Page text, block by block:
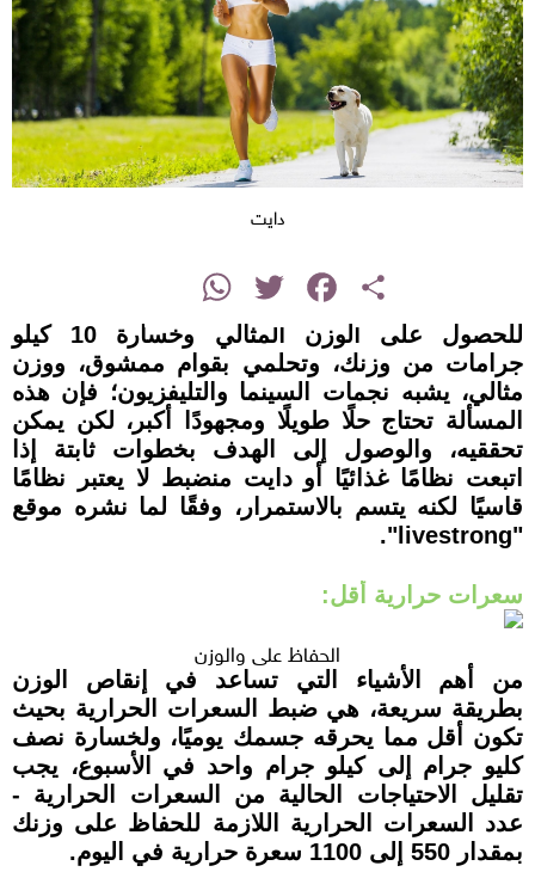
دايت
Share
Facebook
Twitter
WhatsApp
للحصول على الوزن المثالي وخسارة 10 كيلو
جرامات من وزنك، وتحلمي بقوام ممشوق، ووزن
مثالي، يشبه نجمات السينما والتليفزيون؛ فإن هذه
المسألة تحتاج حلًا طويلًا ومجهودًا أكبر، لكن يمكن
تحققيه، والوصول إلى الهدف بخطوات ثابتة إذا
اتبعت نظامًا غذائيًا أو دايت منضبط لا يعتبر نظامًا
قاسيًا لكنه يتسم بالاستمرار، وفقًا لما نشره موقع
"livestrong".
سعرات حرارية أقل:
الحفاظ على والوزن
من أهم الأشياء التي تساعد في إنقاص الوزن
بطريقة سريعة، هي ضبط السعرات الحرارية بحيث
تكون أقل مما يحرقه جسمك يوميًا، ولخسارة نصف
كليو جرام إلى كيلو جرام واحد في الأسبوع، يجب
تقليل الاحتياجات الحالية من السعرات الحرارية -
عدد السعرات الحرارية اللازمة للحفاظ على وزنك
بمقدار 550 إلى 1100 سعرة حرارية في اليوم.